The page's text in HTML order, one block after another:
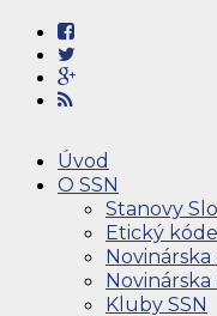
Úvod
O SSN
Stanovy
Etický
Novinárska
Kluby SSN